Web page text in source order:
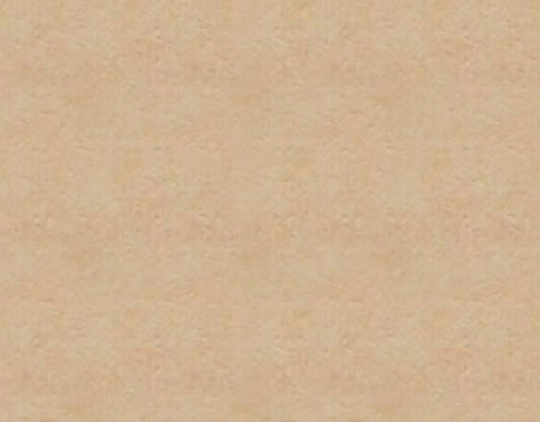
2. No habrá uso excesivo
mantengan este tipo del
3. Cada usuario tiene
suplantación de terceros
instancia habrá una
instacia el usuario sera